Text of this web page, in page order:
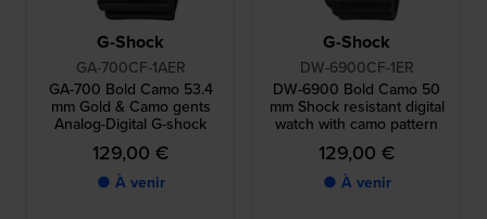
G-Shock
GA-700CF-1AER
GA-700 Bold Camo 53.4
mm Gold & Camo gents
Analog-Digital G-shock
129,00 €
● À venir
G-Shock
DW-6900CF-1ER
DW-6900 Bold Camo 50
mm Shock resistant digital
watch with camo pattern
129,00 €
● À venir